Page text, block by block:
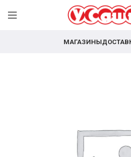
МАГАЗИНЫ